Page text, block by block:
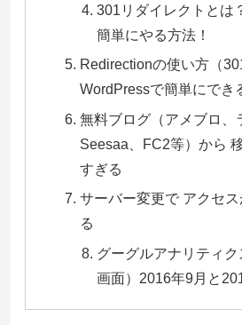
301リダイレクトとは
簡単にやる方法！
Redirectionの使い方（
WordPressで簡単にでき
無料ブログ（アメブロ、
Seesaa、FC2等）から
すぎる
サーバー変更で アクセ
る
グーグルアナリティ
画面）2016年9月と